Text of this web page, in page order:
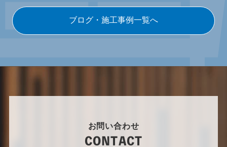
ブログ・施工事例一覧へ
お問い合わせ
CONTACT